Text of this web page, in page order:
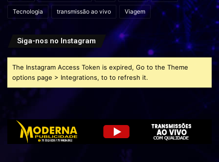
Tecnologia transmissão ao vivo Viagem
Siga-nos no Instagram
The Instagram Access Token is expired, Go to the Theme
options page > Integrations, to to refresh it.